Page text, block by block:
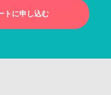
トに申し込む